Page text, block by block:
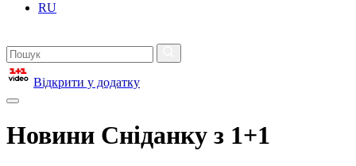
RU
Відкрити у додатку
Новини Сніданку з 1+1